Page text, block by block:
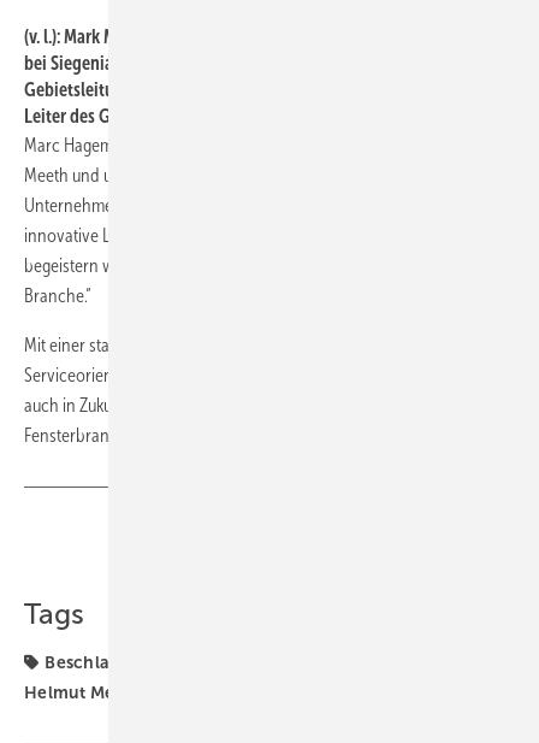
(v. l.): Mark Meyer, Leitung Vertriebsregion Deutschland Nord/West
bei Siegenia, Arne Amann, GF von Helmut Meeth, Andreas Brodam,
Gebietsleitung Deutschland West bei Siegenia, und Guy Muller,
Leiter des Geschäftsbereichs Markt & Kunden bei Siegenia.
Marc Hagemann betont: „Siegenia passt hervorragend zu Helmut
Meeth und unterstützt uns aktiv bei der Positionierung unseres
Unternehmens in einem herausfordernden Marktumfeld. Durch
innovative Lösungen und eine ausgeprägte Serviceorientierung
begeistern wir unsere Endkunden und setzen Maßstäbe in der
Branche.“
Mit einer starken Basis aus Tradition, Innovation und
Serviceorientierung sind Helmut Meeth und Siegenia bestens gerüstet,
auch in Zukunft erfolgreiche Projekte zu realisieren und die
Fensterbranche weiter voranzubringen.
Tags
Beschlagtechnik
Helmut Meeth